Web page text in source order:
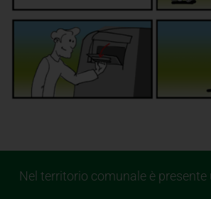
Nel territorio comunale è